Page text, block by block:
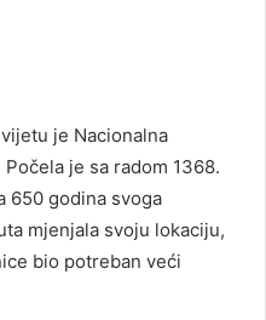
je Nacionalna
je sa radom 1368.
650 godina svoga
mjenjala svoju lokaciju,
bio potreban veći